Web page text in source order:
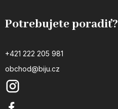
Potrebujete poradiť?
+421 222 205 981
obchod@biju.cz